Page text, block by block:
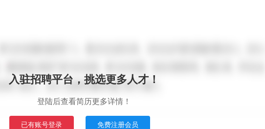
入驻招聘平台，挑选更多人才！
登陆后查看简历更多详情！
已有账号登录 免费注册会员